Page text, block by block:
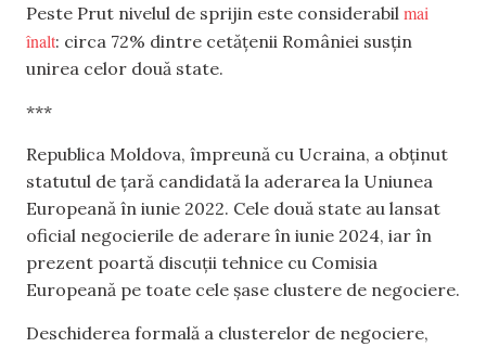
Peste Prut nivelul de sprijin este considerabil mai
înalt: circa 72% dintre cetățenii României susțin
unirea celor două state.
***
Republica Moldova, împreună cu Ucraina, a obținut
statutul de țară candidată la aderarea la Uniunea
Europeană în iunie 2022. Cele două state au lansat
oficial negocierile de aderare în iunie 2024, iar în
prezent poartă discuții tehnice cu Comisia
Europeană pe toate cele șase clustere de negociere.
Deschiderea formală a clusterelor de negociere,